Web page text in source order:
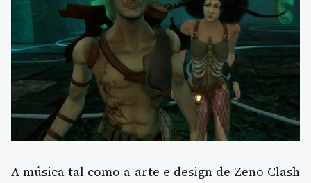
A música tal como a arte e design de Zeno Clash